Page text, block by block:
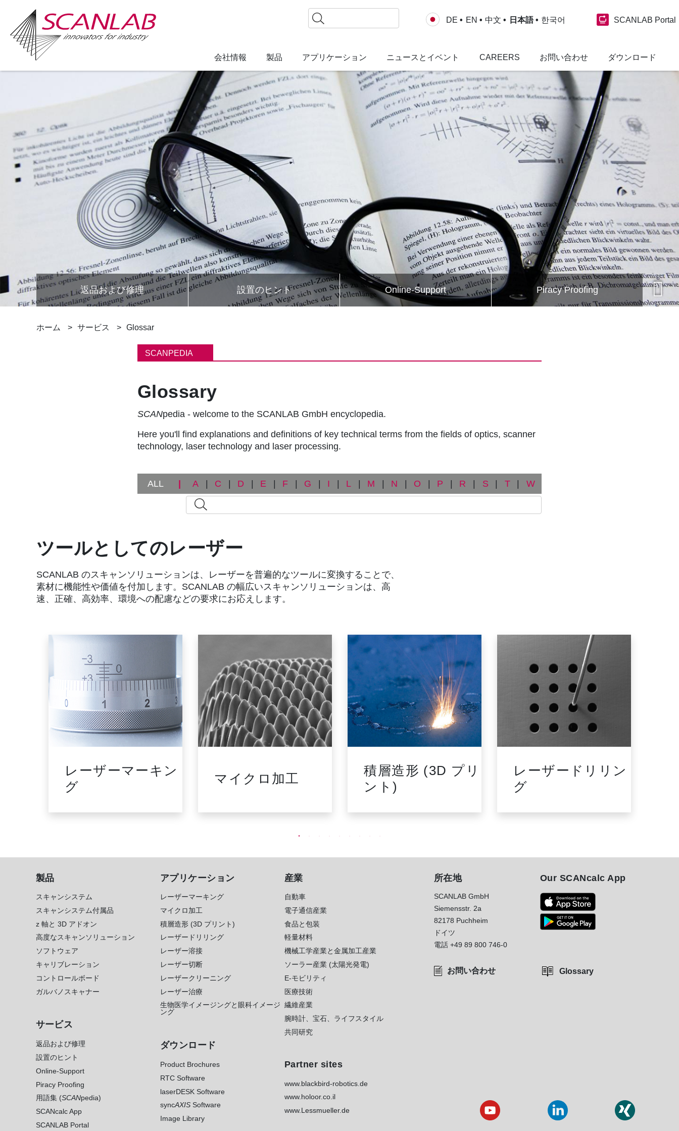
content
検
索
DE EN 中文 日本語 한국어 SCANLAB Portal
会社情報 製品 アプリケーション ニュースとイベント CAREERS お問い合わせ ダウンロード
返品および修理 設置のヒント Online-Support Piracy Proofing
パ
ホーム サービス Glossar
SCANPEDIA
Glossary
SCANpedia - welcome to the SCANLAB GmbH encyclopedia.
Here you'll find explanations and definitions of key technical terms from the fields of optics, scanner
technology, laser technology and laser processing.
ALL | A | C | D | E | F | G | I | L | M | N | O | P | R | S | T | W
ツールとしてのレーザー
SCANLAB のスキャンソリューションは、レーザーを普遍的なツールに変換することで、
素材に機能性や価値を付加します。SCANLAB の幅広いスキャンソリューションは、高
速、正確、高効率、環境への配慮などの要求にお応えします。
レーザーマーキン
グ
マイクロ加工
積層造形 (3D プリ
ント)
レーザードリリン
グ
製品
スキャンシステム
スキャンシステム付属品
z 軸と 3D アドオン
高度なスキャンソリューション
ソフトウェア
キャリブレーション
コントロールボード
ガルバノスキャナー
サービス
返品および修理
設置のヒント
Online-Support
Piracy Proofing
用語集 (SCANpedia)
SCANcalc App
SCANLAB Portal
アプリケーション
レーザーマーキング
マイクロ加工
積層造形 (3D プリント)
レーザードリリング
レーザー溶接
レーザー切断
レーザークリーニング
レーザー治療
生物医学イメージングと眼科イメージ
ング
ダウンロード
Product Brochures
RTC Software
laserDESK Software
syncAXISSoftware
Image Library
産業
自動車
電子通信産業
食品と包装
軽量材料
機械工学産業と金属加工産業
ソーラー産業 (太陽光発電)
E-モビリティ
医療技術
繊維産業
腕時計、宝石、ライフスタイル
共同研究
Partner sites
www.blackbird-robotics.de
www.holoor.co.il
www.Lessmueller.de
所在地
SCANLAB GmbH
Siemensstr. 2a
82178 Puchheim
ドイツ
電話 +49 89 800 746-0
お問い合わせ
Our SCANcalc App
Glossary